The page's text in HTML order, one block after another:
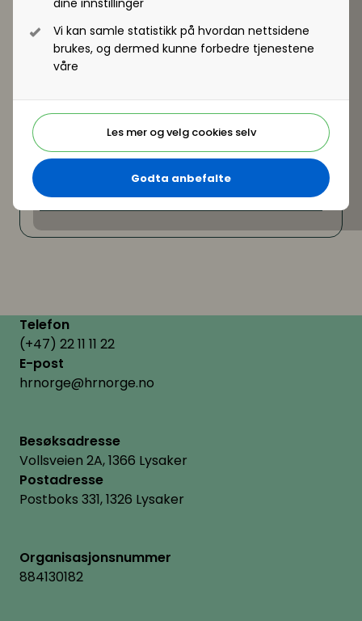
Vi kan samle statistikk på hvordan nettsidene
brukes, og dermed kunne forbedre tjenestene
våre
Les mer og velg cookies selv
Godta anbefalte
Telefon
(+47) 22 11 11 22
E-post
hrnorge@hrnorge.no
Besøksadresse
Vollsveien 2A, 1366 Lysaker
Postadresse
Postboks 331, 1326 Lysaker
Organisasjonsnummer
884130182